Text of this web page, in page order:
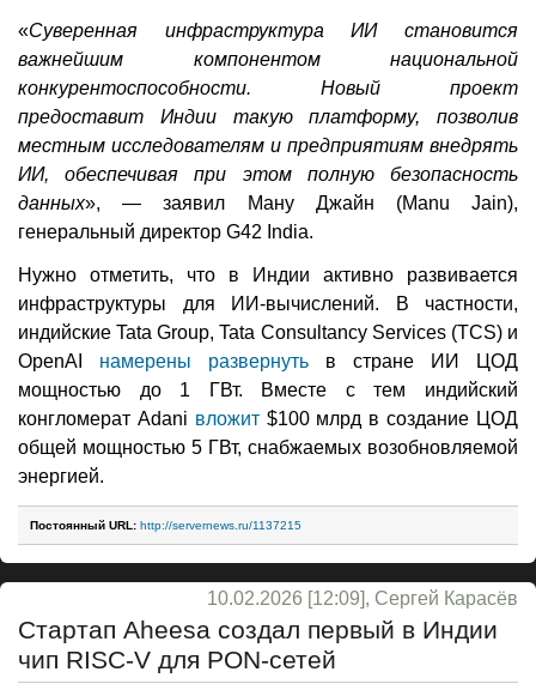
«Суверенная инфраструктура ИИ становится
важнейшим компонентом национальной
конкурентоспособности. Новый проект
предоставит Индии такую платформу, позволив
местным исследователям и предприятиям внедрять
ИИ, обеспечивая при этом полную безопасность
данных», — заявил Ману Джайн (Manu Jain),
генеральный директор G42 India.
Нужно отметить, что в Индии активно развивается
инфраструктуры для ИИ-вычислений. В частности,
индийские Tata Group, Tata Consultancy Services (TCS) и
OpenAI намерены развернуть в стране ИИ ЦОД
мощностью до 1 ГВт. Вместе с тем индийский
конгломерат Adani вложит$100 млрд в создание ЦОД
общей мощностью 5 ГВт, снабжаемых возобновляемой
энергией.
Постоянный URL: http://servernews.ru/1137215
10.02.2026 [12:09], Сергей Карасёв
Стартап Aheesa создал первый в Индии
чип RISC-V для PON-сетей